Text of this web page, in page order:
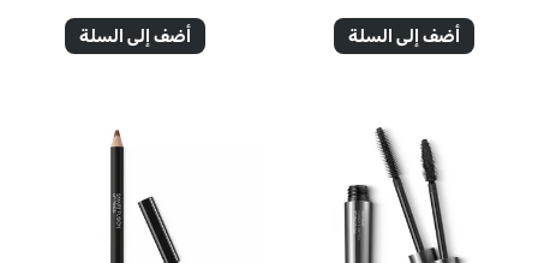
أضف إلى السلة أضف إلى السلة